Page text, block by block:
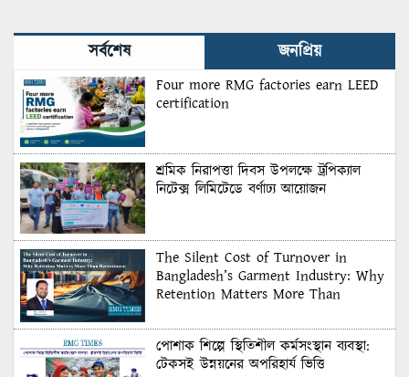
সর্বশেষ জনপ্রিয়
Four more RMG factories earn LEED
certification
শ্রমিক নিরাপত্তা দিবস উপলক্ষে ট্রপিক্যাল
নিটেক্স লিমিটেডে বর্ণাঢ্য আয়োজন
The Silent Cost of Turnover in
Bangladesh’s Garment Industry: Why
Retention Matters More Than
পোশাক শিল্পে স্থিতিশীল কর্মসংস্থান ব্যবস্থা:
টেকসই উন্নয়নের অপরিহার্য ভিত্তি